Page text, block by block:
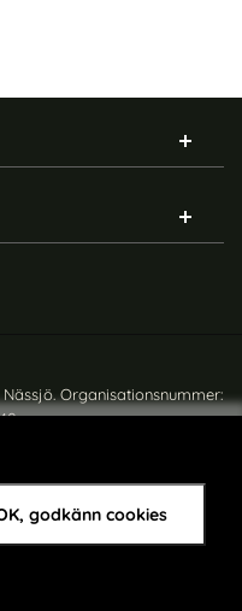
godkänn cookies
länkar
Organisationsnummer: